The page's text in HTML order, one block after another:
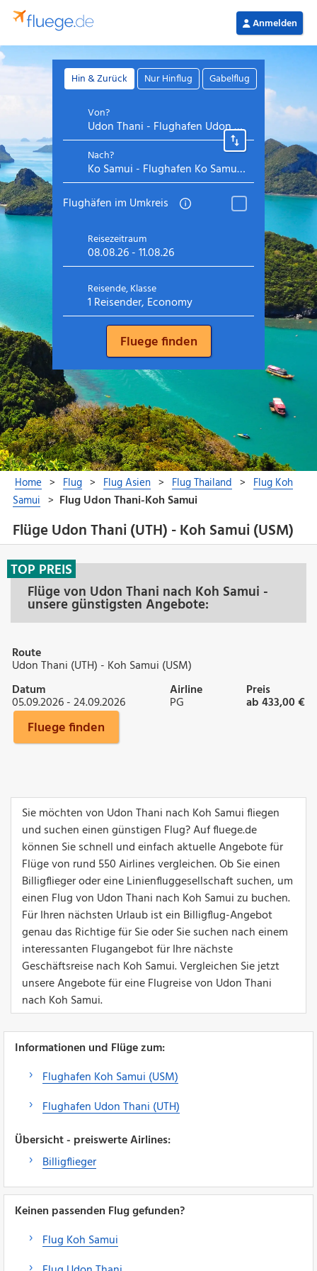
Flüge Udon Thani (UTH) - Koh Samui (USM)
Flüge von Udon Thani nach Koh Samui -
unsere günstigsten Angebote:
TOP PREIS
Route
Udon Thani (UTH) - Koh Samui (USM)
Datum
05.09.2026 - 24.09.2026
Airline
PG
Preis
ab 433,00 €
Fluege finden
Sie möchten von Udon Thani nach Koh Samui fliegen
und suchen einen günstigen Flug? Auf fluege.de
können Sie schnell und einfach aktuelle Angebote für
Flüge von rund 550 Airlines vergleichen. Ob Sie einen
Billigflieger oder eine Linienfluggesellschaft suchen, um
einen Flug von Udon Thani nach Koh Samui zu buchen.
Für Ihren nächsten Urlaub ist ein Billigflug-Angebot
genau das Richtige für Sie oder Sie suchen nach einem
interessanten Flugangebot für Ihre nächste
Geschäftsreise nach Koh Samui. Vergleichen Sie jetzt
unsere Angebote für eine Flugreise von Udon Thani
nach Koh Samui.
Informationen und Flüge zum:
Flughafen Koh Samui (USM)
Flughafen Udon Thani (UTH)
Übersicht - preiswerte Airlines:
Billigflieger
Keinen passenden Flug gefunden?
Flug Koh Samui